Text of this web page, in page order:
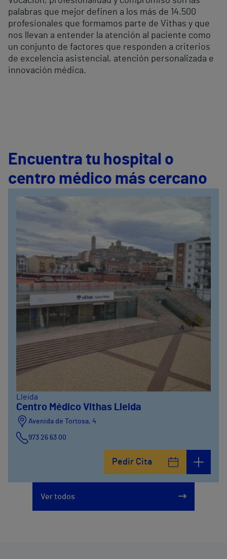
palabras que mejor definen a los más de 14.500
profesionales que formamos parte de Vithas y que
nos llevan a entender la atención al paciente como
un conjunto de factores que responden a criterios
de excelencia asistencial, atención personalizada e
innovación médica.
Encuentra tu hospital o
centro médico más cercano
Lleida
Centro Médico Vithas Lleida
Avenida de Tortosa, 4
973 26 63 00
Pedir Cita
Ver todos